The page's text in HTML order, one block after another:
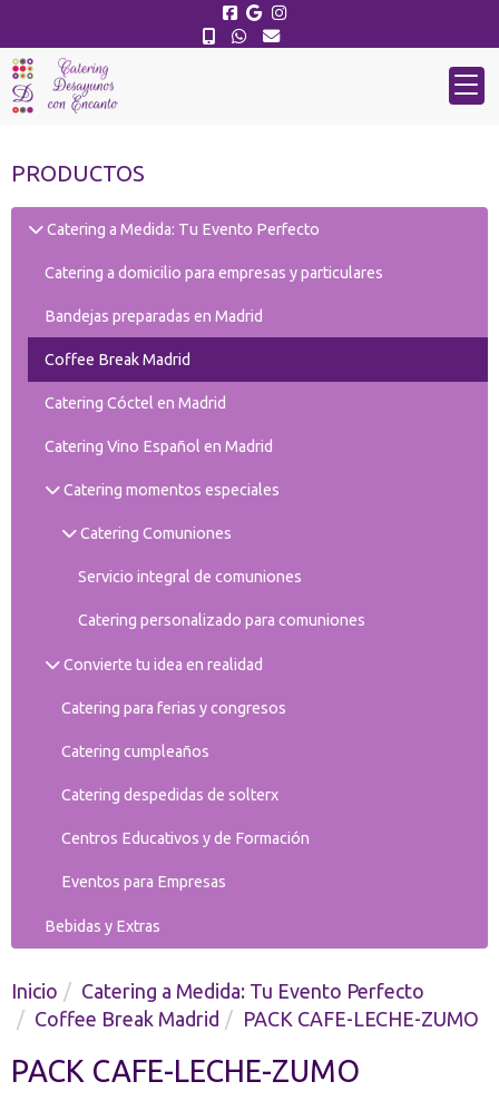
PRODUCTOS
Catering a Medida: Tu Evento Perfecto
Catering a domicilio para empresas y particulares
Bandejas preparadas en Madrid
Coffee Break Madrid
Catering Cóctel en Madrid
Catering Vino Español en Madrid
Catering momentos especiales
Catering Comuniones
Servicio integral de comuniones
Catering personalizado para comuniones
Convierte tu idea en realidad
Catering para ferias y congresos
Catering cumpleaños
Catering despedidas de solterx
Centros Educativos y de Formación
Eventos para Empresas
Bebidas y Extras
Inicio
Catering a Medida: Tu Evento Perfecto
Coffee Break Madrid
PACK CAFE-LECHE-ZUMO
PACK CAFE-LECHE-ZUMO